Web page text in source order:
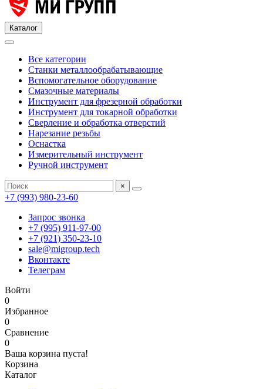
Каталог
Все категории
Станки металлообрабатывающие
Вспомогательное оборудование
Смазочные материалы
Инструмент для фрезерной обработки
Инструмент для токарной обработки
Сверление и обработка отверстий
Нарезание резьбы
Оснастка
Измерительный инструмент
Ручной инструмент
×
+7 (993) 980-23-60
Запрос звонка
+7 (995) 911-97-00
+7 (921) 350-23-10
sale@migroup.tech
Вконтакте
Телеграм
Войти
0
Избранное
0
Сравнение
0
Ваша корзина пуста!
Корзина
Каталог